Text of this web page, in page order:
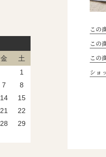
この
この
この
ショ
金
土
1
7
8
14
15
21
22
28
29